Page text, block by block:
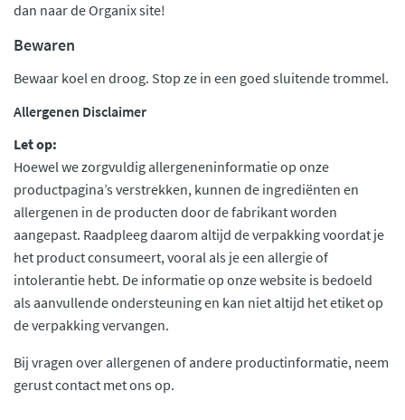
dan naar de Organix site!
Bewaren
Bewaar koel en droog. Stop ze in een goed sluitende trommel.
Allergenen Disclaimer
Let op:
Hoewel we zorgvuldig allergeneninformatie op onze
productpagina’s verstrekken, kunnen de ingrediënten en
allergenen in de producten door de fabrikant worden
aangepast. Raadpleeg daarom altijd de verpakking voordat je
het product consumeert, vooral als je een allergie of
intolerantie hebt. De informatie op onze website is bedoeld
als aanvullende ondersteuning en kan niet altijd het etiket op
de verpakking vervangen.
Bij vragen over allergenen of andere productinformatie, neem
gerust contact met ons op.